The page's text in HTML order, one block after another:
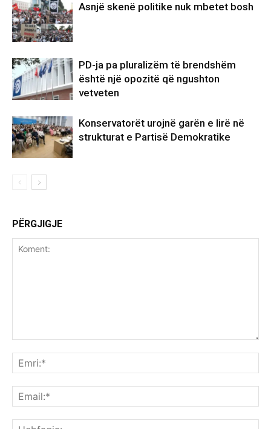
Asnjë skenë politike nuk mbetet bosh
PD-ja pa pluralizëm të brendshëm
është një opozitë që ngushton
vetveten
Konservatorët urojnë garën e lirë në
strukturat e Partisë Demokratike
PËRGJIGJE